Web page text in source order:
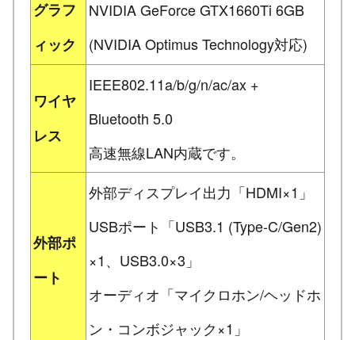
グラフ
ィック
NVIDIA GeForce GTX1660Ti 6GB
(NVIDIA Optimus Technology対応)
ワイヤ
レス
IEEE802.11a/b/g/n/ac/ax +
Bluetooth 5.0
高速無線LAN内蔵です。
外部ポ
ート
外部ディスプレイ出力「HDMI×1」
USBポート「USB3.1 (Type-C/Gen2)
×1、USB3.0×3」
オーディオ「マイクロホン/ヘッドホ
ン・コンボジャック×1」